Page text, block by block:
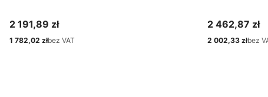
Cena
2 191,89 zł
Cena
1 782,02 złbez VAT
Cena
2 462,87 zł
Cena
2 002,33 złbez